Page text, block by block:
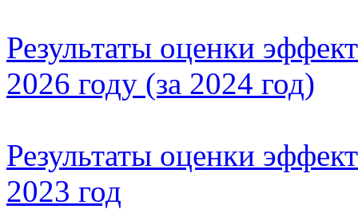
Результаты оценки
2026 году (за 2024 год)
Результаты оценки
2023 год